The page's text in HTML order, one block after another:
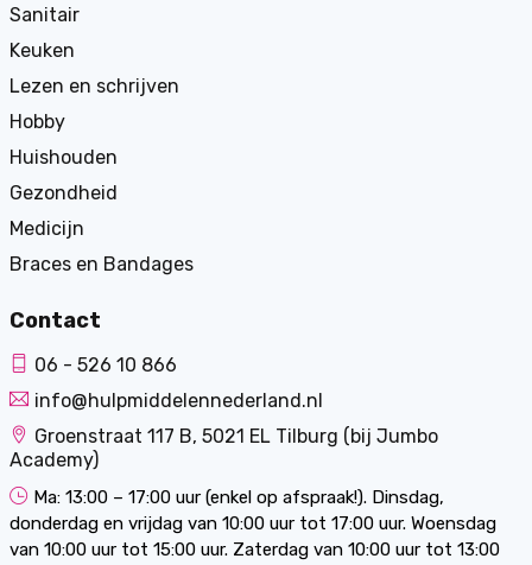
Sanitair
Keuken
Lezen en schrijven
Hobby
Huishouden
Gezondheid
Medicijn
Braces en Bandages
Contact
06 - 526 10 866
info@hulpmiddelennederland.nl
Groenstraat 117 B, 5021 EL Tilburg (bij Jumbo
Academy)
Ma: 13:00 – 17:00 uur (enkel op afspraak!). Dinsdag,
donderdag en vrijdag van 10:00 uur tot 17:00 uur. Woensdag
van 10:00 uur tot 15:00 uur. Zaterdag van 10:00 uur tot 13:00